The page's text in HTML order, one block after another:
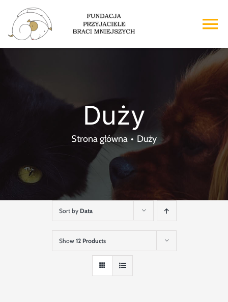
Przejdź
zawartości
Wsparcie
Kontakt
Duży
Strona główna Duży
Sort by Data
Show 12 Products